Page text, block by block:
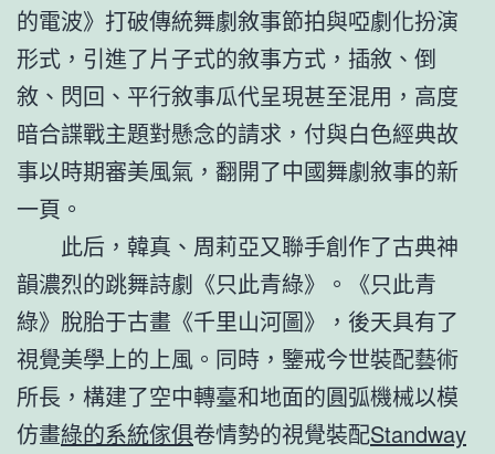
的電波》打破傳統舞劇敘事節拍與啞劇化扮演
形式，引進了片子式的敘事方式，插敘、倒
敘、閃回、平行敘事瓜代呈現甚至混用，高度
暗合諜戰主題對懸念的請求，付與白色經典故
事以時期審美風氣，翻開了中國舞劇敘事的新
一頁。
此后，韓真、周莉亞又聯手創作了古典神
韻濃烈的跳舞詩劇《只此青綠》。《只此青
綠》脫胎于古畫《千里山河圖》，後天具有了
視覺美學上的上風。同時，鑒戒今世裝配藝術
所長，構建了空中轉臺和地面的圓弧機械以模
仿畫綠的系統傢俱卷情勢的視覺裝配Standway